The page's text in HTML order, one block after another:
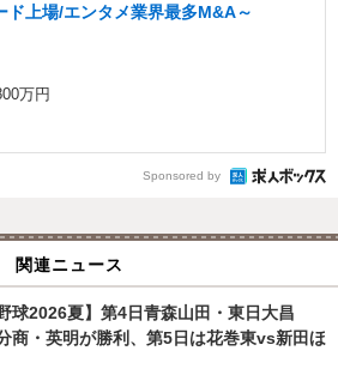
ド上場/エンタメ業界最多M&A～
万円
Sponsored by
関連ニュース
球2026夏】第4日青森山田・東日大昌
商・英明が勝利、第5日は花巻東vs新田ほ